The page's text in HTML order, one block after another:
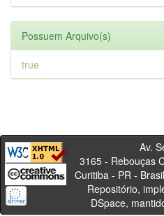
Possuem Arquivo(s)
true
Av. Sete
3165 - Rebouças
Curitiba -
Repositório,
DSpace,